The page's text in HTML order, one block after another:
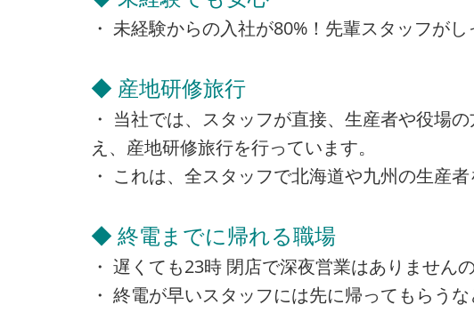
・ 未経験からの入社が80%！先輩スタッフが
◆ 産地研修旅行
・ 当社では、スタッフが直接、生産者や役場
え、産地研修旅行を行っています。
・ これは、全スタッフで北海道や九州の生産者
◆ 終電までに帰れる職場
・ 遅くても23時 閉店で深夜営業はありません
・ 終電が早いスタッフには先に帰ってもらう